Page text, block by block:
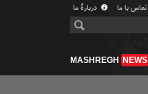
تماس با ما دربارهٔ ما
MASHREGH NEWS